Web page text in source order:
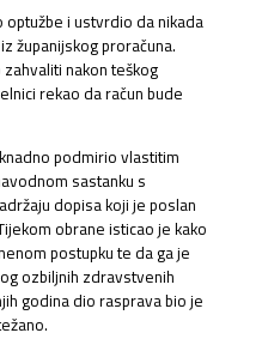
optužbe i ustvrdio da nikada
županijskog proračuna.
nakon teškog
rekao da račun bude
podmirio vlastitim
sastanku s
dopisa koji je poslan
obrane isticao je kako
postupku te da ga je
ozbiljnih zdravstvenih
godina dio rasprava bio je